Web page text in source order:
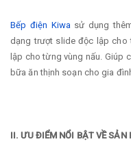
Bếp điện Kiwasử dụng
dạng trượt slide độc lập cho
lập cho từng vùng nấu. Giúp
bữa ăn thịnh soạn cho gia
II. ƯU ĐIỂM NỔI BẬT VỀ SẢN